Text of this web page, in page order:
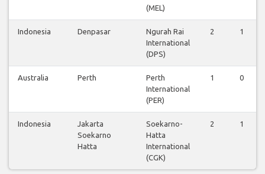
(MEL)
Indonesia Denpasar
Ngurah Rai
International
(DPS)
2 1
Australia Perth
Perth
International
(PER)
1 0
Indonesia
Jakarta
Soekarno
Hatta
Soekarno-
Hatta
International
(CGK)
2 1